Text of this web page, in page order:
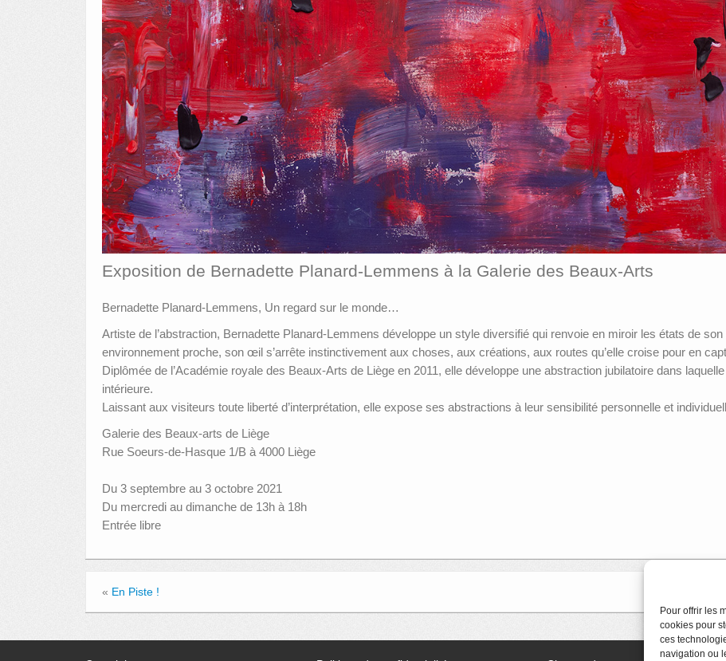
Pour offrir les
cookies pour
ces
navigation ou
Exposition de Bernadette Planard-Lemmens à la Galerie des Beaux-Arts
Bernadette Planard-Lemmens, Un regard sur le monde…
Artiste de l’abstraction, Bernadette Planard-Lemmens développe un style diversifié qui renvoie en miroir les états de
environnement proche, son œil s’arrête instinctivement aux choses, aux créations, aux routes qu’elle croise pour en
Diplômée de l’Académie royale des Beaux-Arts de Liège en 2011, elle développe une abstraction jubilatoire dans
intérieure.
Laissant aux visiteurs toute liberté d’interprétation, elle expose ses abstractions à leur sensibilité personnelle et
Galerie des Beaux-arts de Liège
Rue Soeurs-de-Hasque 1/B à 4000 Liège
Du 3 septembre au 3 octobre 2021
Du mercredi au dimanche de 13h à 18h
Entrée libre
« En Piste !